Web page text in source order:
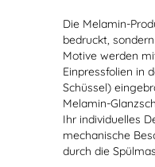
Die Melamin-
bedruckt,
Motive werden
Einpressfolien in
Schüssel)
Melamin-
Ihr individuelles
mechanische
durch die